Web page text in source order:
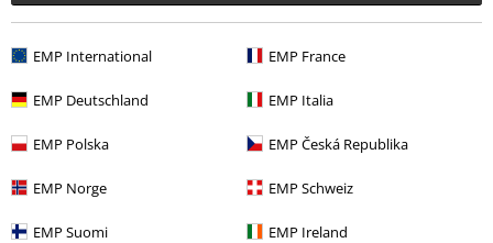
EMP International EMP France
EMP Deutschland EMP Italia
EMP Polska EMP Česká Republika
EMP Norge EMP Schweiz
EMP Suomi EMP Ireland
Zuletzt angesehene Artikel